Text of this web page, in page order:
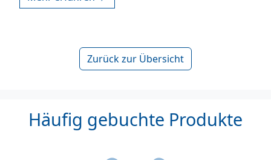
Zurück zur Übersicht
Häufig gebuchte Produkte